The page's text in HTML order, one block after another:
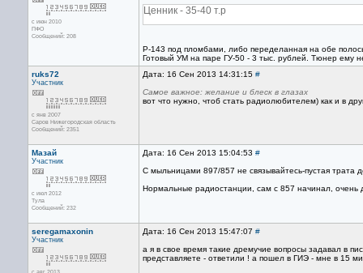
с июн 2010
ПФО
Сообщений: 208
Ценник - 35-40 т.р
Р-143 под пломбами, либо переделанная на обе
Готовый УМ на паре ГУ-50 - 3 тыс. рублей. Тюнер ему
ruks72
Участник
с янв 2007
Саров Нижегородская область
Сообщений: 2351
Дата: 16 Сен 2013 14:31:15 #
Самое важное: желание и блеск в глазах
вот что нужно, чтоб стать радиолюбителем) как и в
Мазай
Участник
с июл 2012
Тула
Сообщений: 232
Дата: 16 Сен 2013 15:04:53 #
С мыльницами 897/857 не связывайтесь-пустая трата
Нормальные радиостанции, сам с 857 начинал, очень
seregamaxonin
Участник
Дата: 16 Сен 2013 15:47:07 #
а я в свое время такие дремучие вопросы задавал в
представляете - ответили ! а пошел в ГИЭ - мне в 15